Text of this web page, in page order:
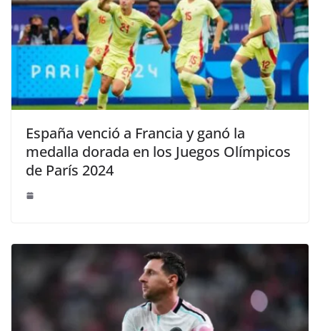
España venció a Francia y ganó la
medalla dorada en los Juegos Olímpicos
de París 2024